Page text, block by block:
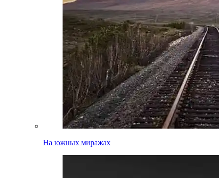
На южных миражах